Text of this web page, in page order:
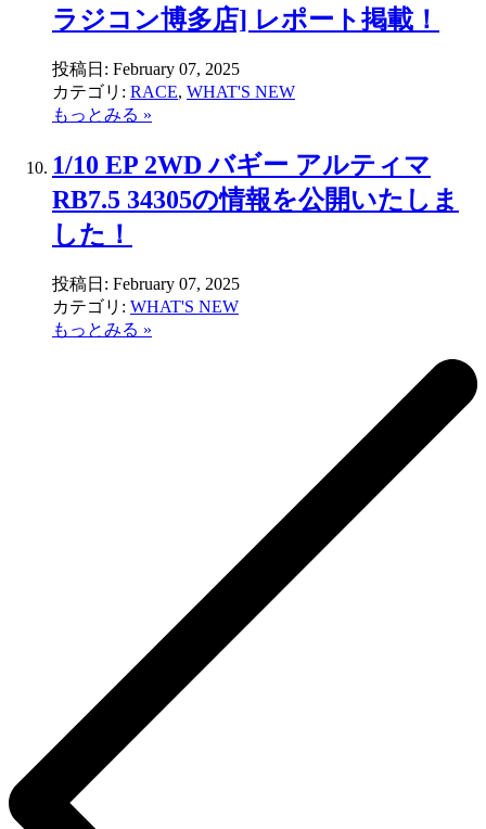
ラジコン博多店] レポート掲載！
投稿日: February 07, 2025
カテゴリ: RACE, WHAT'S NEW
もっとみる »
1/10 EP 2WD バギー アルティマ
RB7.5 34305の情報を公開いたしま
した！
投稿日: February 07, 2025
カテゴリ: WHAT'S NEW
もっとみる »